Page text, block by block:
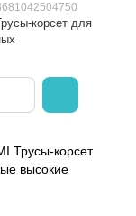
корсет для